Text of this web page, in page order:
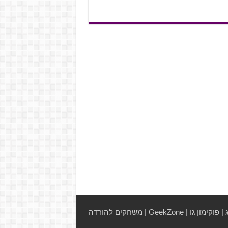
|פוקימון גו |
GeekZone
| משחקים להורדה